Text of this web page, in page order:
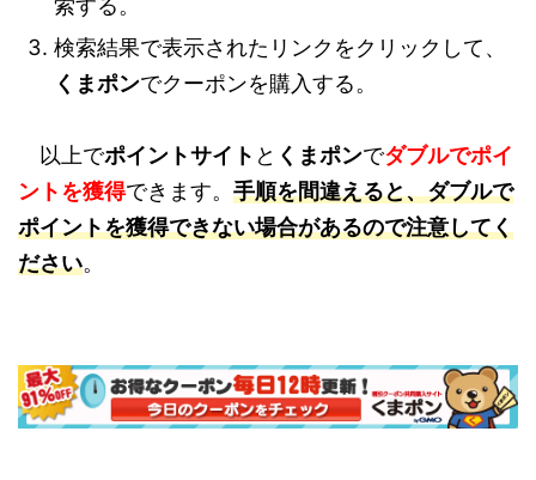
検索結果で表示されたリンクをクリックして、
くまポンでクーポンを購入する。
以上でポイントサイト と くまポンでダブルでポイ
ントを獲得できます。 手順を間違えると、ダブルで
ポイントを獲得できない場合があるので注意してく
ださい。